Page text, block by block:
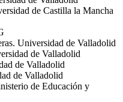
de Castilla la Mancha
Universidad de Valladolid
de Valladolid
de Valladolid
de Valladolid
de Educación y